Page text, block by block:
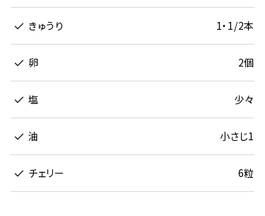
きゅうり 1・1/2本
卵 2個
塩 少々
油 小さじ1
チェリー 6粒